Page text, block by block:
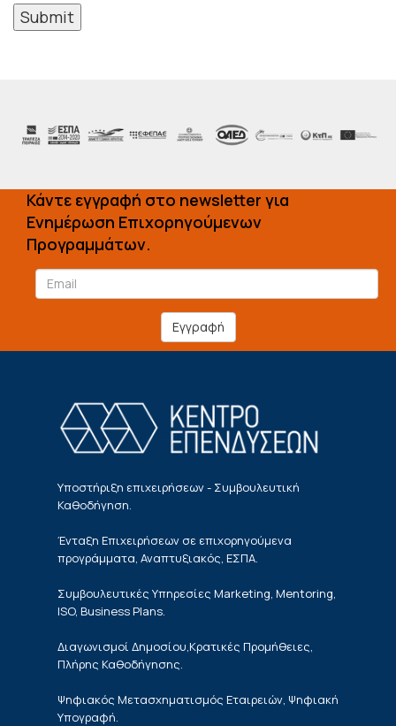
Submit
Κάντε εγγραφή στο newsletter για
Ενημέρωση Επιχορηγούμενων
Προγραμμάτων.
Εγγραφή
Υποστήριξη επιχειρήσεων - Συμβουλευτική
Καθοδήγηση.
Ένταξη Επιχειρήσεων σε επιχορηγούμενα
προγράμματα, Αναπτυξιακός, ΕΣΠΑ.
Συμβουλευτικές Υπηρεσίες Marketing, Mentoring,
ISO, Business Plans.
Διαγωνισμοί Δημοσίου,Κρατικές Προμήθειες,
Πλήρης Καθοδήγησης.
Ψηφιακός Μετασχηματισμός Εταιρειών, Ψηφιακή
Υπογραφή.